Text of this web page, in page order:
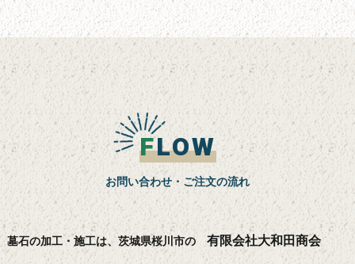
スタッフ紹介
よくある質問
会社概要
お問い合わせフォーム
サイトマップ
新着情報
FLOW
お問い合わせ・ご注文の流れ
墓石の加工・施工は、茨城県桜川市の有限会社大和田商会